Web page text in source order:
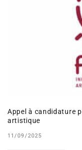
Appel à candidature
artistique
11/09/2025